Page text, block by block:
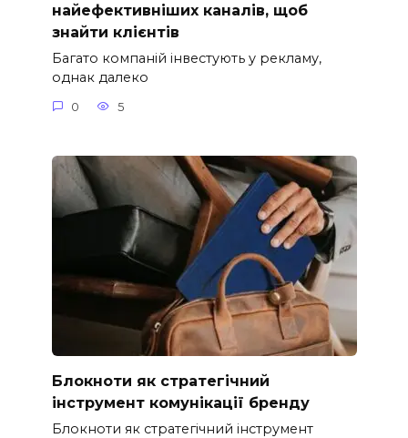
найефективніших каналів, щоб
знайти клієнтів
Багато компаній інвестують у рекламу,
однак далеко
0 5
Блокноти як стратегічний
інструмент комунікації бренду
Блокноти як стратегічний інструмент